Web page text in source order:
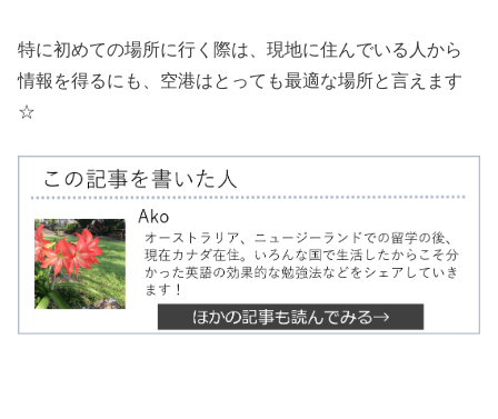
特に初めての場所に行く際は、現地に住んでいる人から
情報を得るにも、空港はとっても最適な場所と言えます
☆